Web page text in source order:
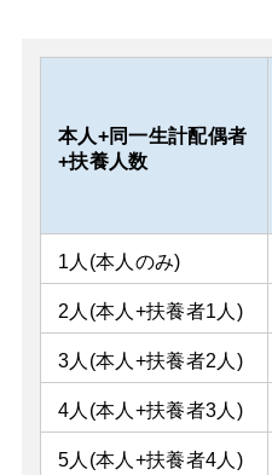
本人+同一生計配偶者
+扶養人数
1人(本人のみ)
2人(本人+扶養者1人)
3人(本人+扶養者2人)
4人(本人+扶養者3人)
5人(本人+扶養者4人)